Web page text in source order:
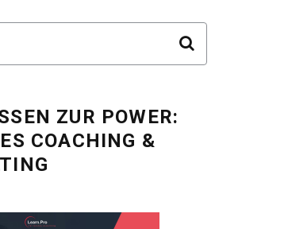
ZUR POWER:
COACHING &